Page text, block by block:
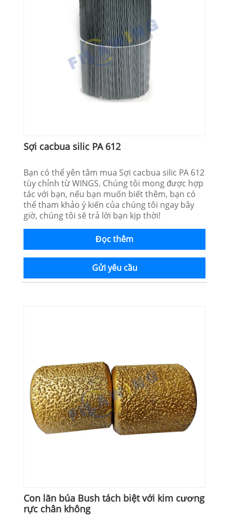
Sợi cacbua silic PA 612
Bạn có thể yên tâm mua Sợi cacbua silic PA 612
tùy chỉnh từ WINGS. Chúng tôi mong được hợp
tác với bạn, nếu bạn muốn biết thêm, bạn có
thể tham khảo ý kiến ​​của chúng tôi ngay bây
giờ, chúng tôi sẽ trả lời bạn kịp thời!
Đọc thêm
Gửi yêu cầu
Con lăn búa Bush tách biệt với kim cương
rực chân không